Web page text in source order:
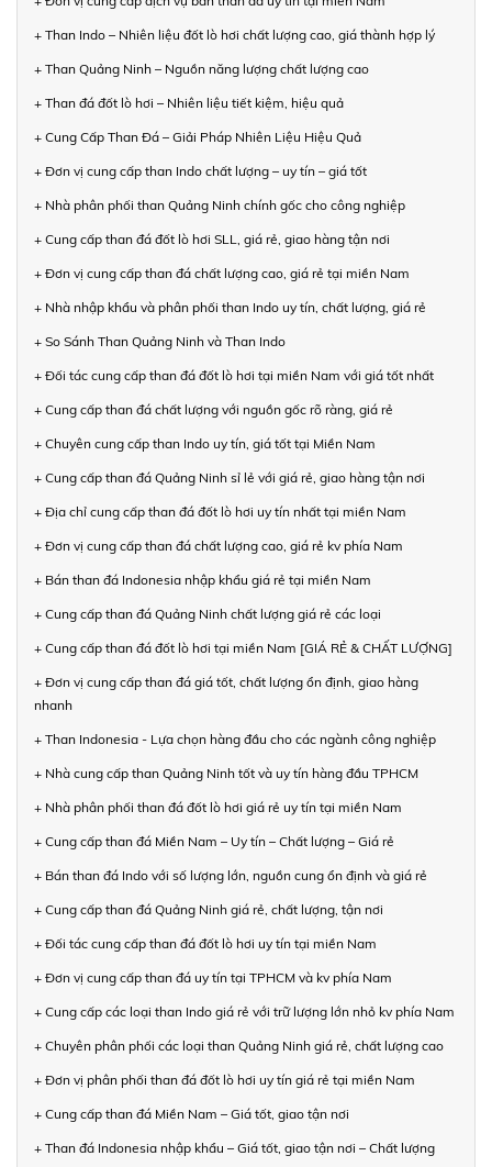
+ Than Indo – Nhiên liệu đốt lò hơi chất lượng cao, giá thành hợp lý
+ Than Quảng Ninh – Nguồn năng lượng chất lượng cao
+ Than đá đốt lò hơi – Nhiên liệu tiết kiệm, hiệu quả
+ Cung Cấp Than Đá – Giải Pháp Nhiên Liệu Hiệu Quả
+ Đơn vị cung cấp than Indo chất lượng – uy tín – giá tốt
+ Nhà phân phối than Quảng Ninh chính gốc cho công nghiệp
+ Cung cấp than đá đốt lò hơi SLL, giá rẻ, giao hàng tận nơi
+ Đơn vị cung cấp than đá chất lượng cao, giá rẻ tại miền Nam
+ Nhà nhập khẩu và phân phối than Indo uy tín, chất lượng, giá rẻ
+ So Sánh Than Quảng Ninh và Than Indo
+ Đối tác cung cấp than đá đốt lò hơi tại miền Nam với giá tốt nhất
+ Cung cấp than đá chất lượng với nguồn gốc rõ ràng, giá rẻ
+ Chuyên cung cấp than Indo uy tín, giá tốt tại Miền Nam
+ Cung cấp than đá Quảng Ninh sỉ lẻ với giá rẻ, giao hàng tận nơi
+ Địa chỉ cung cấp than đá đốt lò hơi uy tín nhất tại miền Nam
+ Đơn vị cung cấp than đá chất lượng cao, giá rẻ kv phía Nam
+ Bán than đá Indonesia nhập khẩu giá rẻ tại miền Nam
+ Cung cấp than đá Quảng Ninh chất lượng giá rẻ các loại
+ Cung cấp than đá đốt lò hơi tại miền Nam [GIÁ RẺ & CHẤT LƯỢNG]
+ Đơn vị cung cấp than đá giá tốt, chất lượng ổn định, giao hàng
nhanh
+ Than Indonesia - Lựa chọn hàng đầu cho các ngành công nghiệp
+ Nhà cung cấp than Quảng Ninh tốt và uy tín hàng đầu TPHCM
+ Nhà phân phối than đá đốt lò hơi giá rẻ uy tín tại miền Nam
+ Cung cấp than đá Miền Nam – Uy tín – Chất lượng – Giá rẻ
+ Bán than đá Indo với số lượng lớn, nguồn cung ổn định và giá rẻ
+ Cung cấp than đá Quảng Ninh giá rẻ, chất lượng, tận nơi
+ Đối tác cung cấp than đá đốt lò hơi uy tín tại miền Nam
+ Đơn vị cung cấp than đá uy tín tại TPHCM và kv phía Nam
+ Cung cấp các loại than Indo giá rẻ với trữ lượng lớn nhỏ kv phía Nam
+ Chuyên phân phối các loại than Quảng Ninh giá rẻ, chất lượng cao
+ Đơn vị phân phối than đá đốt lò hơi uy tín giá rẻ tại miền Nam
+ Cung cấp than đá Miền Nam – Giá tốt, giao tận nơi
+ Than đá Indonesia nhập khẩu – Giá tốt, giao tận nơi – Chất lượng